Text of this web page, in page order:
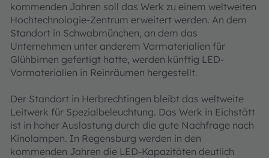
kommenden Jahren soll das Werk zu einem weltweiten
Hochtechnologie-Zentrum erweitert werden. An dem
Standort in Schwabmünchen, an dem das
Unternehmen unter anderem Vormaterialien für
Glühbirnen gefertigt hatte, werden künftig LED-
Vormaterialien in Reinräumen hergestellt.
Der Standort in Herbrechtingen bleibt das weltweite
Leitwerk für Spezialbeleuchtung. Das Werk in Eichstätt
ist in hoher Auslastung durch die gute Nachfrage nach
Kinolampen. In Regensburg werden in den
kommenden Jahren die LED-Kapazitäten deutlich